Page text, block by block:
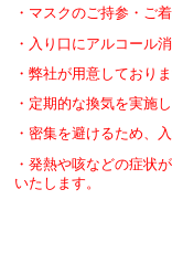
・マスクのご持参・ご
・入り口にアルコール
・弊社が用意しており
・定期的な換気を実施
・密集を避けるため、
・発熱や咳などの症状
いたします。